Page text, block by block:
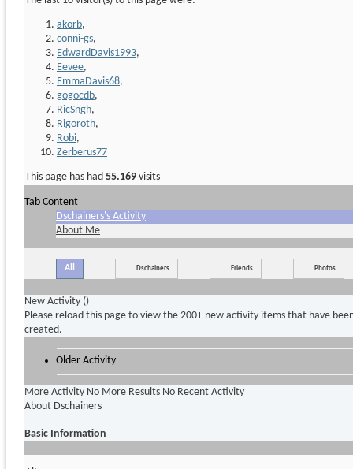
akorb,
conni-gs,
EdwardDavis1993,
Eevee,
EmmaDavis68,
gogocdb,
RicSngh,
Rigoroth,
Robi,
Zerberus77
This page has had 55.169 visits
Tab Content
Dschainers's Activity
About Me
All Dschainers Friends Photos
New Activity ()
Please reload this page to view the 200+ new activity items that have
created.
Older Activity
More Activity No More Results No Recent Activity
About Dschainers
Basic Information